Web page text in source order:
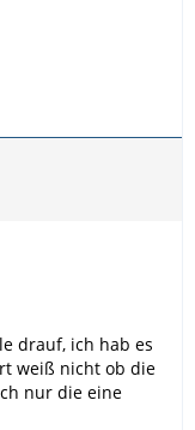
drauf, ich hab es
weiß nicht ob die
nur die eine